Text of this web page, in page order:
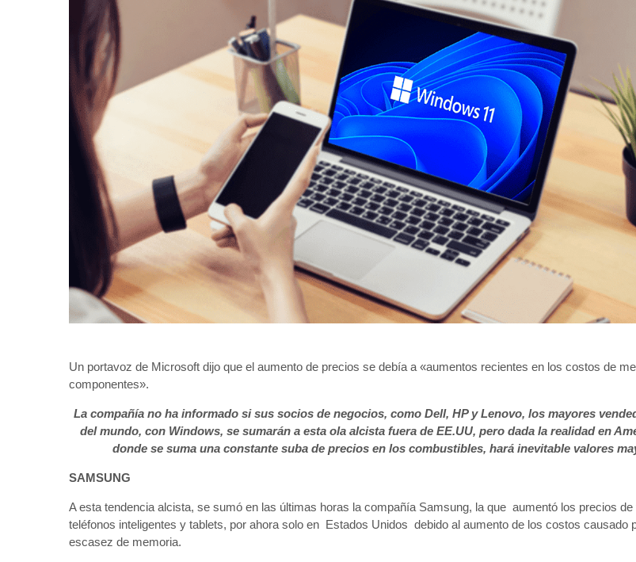
Un portavoz de Microsoft dijo que el aumento de precios se debía a «aumentos recientes en los costos de
componentes».
La compañía no ha informado si sus socios de negocios, como Dell, HP y Lenovo, los mayores
del mundo, con Windows, se sumarán a esta ola alcista fuera de EE.UU, pero dada la realidad en
donde se suma una constante suba de precios en los combustibles, hará inevitable valores
SAMSUNG
A esta tendencia alcista, se sumó en las últimas horas la compañía Samsung, la que aumentó los precios
teléfonos inteligentes y tablets, por ahora solo en Estados Unidos debido al aumento de los costos causado
escasez de memoria.